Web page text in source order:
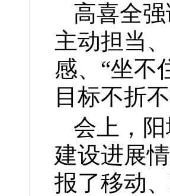
高喜全
主动担当
感、“坐不
目标不折
会上，
建设进展
报了移动